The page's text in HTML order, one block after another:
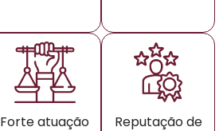
Forte atuação
Reputação de